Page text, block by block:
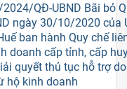
QĐ-UBND Bãi bỏ
ngày 30/10/2020 của
ban hành Quy chế
doanh cấp tỉnh, cấp
quyết thủ tục hỗ trợ
hộ kinh doanh